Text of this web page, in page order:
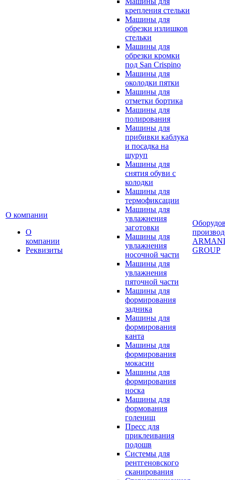
О компании
О
компании
Реквизиты
крепления стельки
Машины для
обрезки излишков
стельки
Машины для
обрезки кромки
под San Crispino
Машины для
околодки пятки
Машины для
отметки бортика
Машины для
полирования
Машины для
прибивки каблука
и посадка на
шуруп
Машины для
снятия обуви с
колодки
Машины для
термофиксации
Машины для
увлажнения
заготовки
Машины для
увлажнения
носочной части
Машины для
увлажнения
пяточной части
Машины для
формирования
задника
Машины для
формирования
канта
Машины для
формирования
мокасин
Машины для
формирования
носка
Машины для
формования
голенищ
Пресс для
приклеивания
подошв
Системы для
рентгеновского
сканирования
GROUP